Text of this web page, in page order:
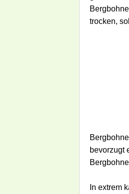
trocken,
bevorzugt
In extrem